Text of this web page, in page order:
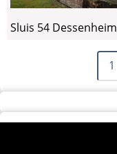
Sluis 54 Dessenheim
1